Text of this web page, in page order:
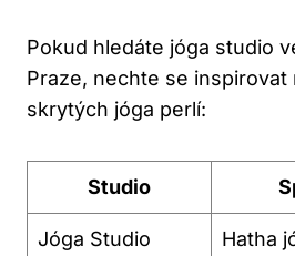
Pokud hledáte jóga studio
Praze, nechte se inspirovat
skrytých jóga perlí:
Studio
Jóga Studio
Hatha